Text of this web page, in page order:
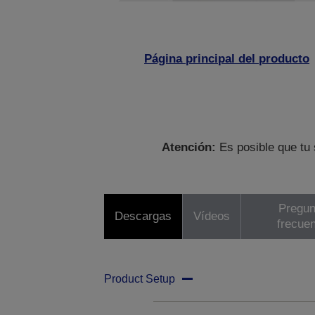
Página principal del producto
Atención: Es posible que
Descargas Vídeos
Product Setup